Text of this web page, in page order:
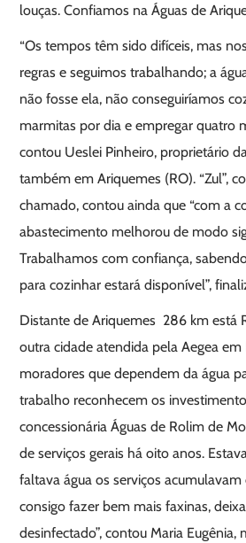
louças. Confiamos na Águas de
“Os tempos têm sido difíceis, mas
regras e seguimos trabalhando; a
não fosse ela, não conseguiríamos
marmitas por dia e empregar quatro
contou Ueslei Pinheiro, proprietário
também em Ariquemes (RO). “Zul”,
chamado, contou ainda que “com a
abastecimento melhorou de modo
Trabalhamos com confiança,
para cozinhar estará disponível”,
Distante de Ariquemes 286 km está
outra cidade atendida pela Aegea em
moradores que dependem da água
trabalho reconhecem os
concessionária Águas de Rolim de
de serviços gerais há oito anos.
faltava água os serviços acumulavam
consigo fazer bem mais faxinas,
desinfectado”, contou Maria